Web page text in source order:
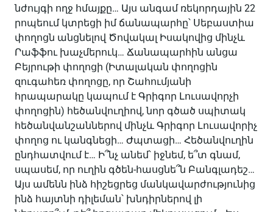
նժույգի ողջ հմայքը… Այս անգամ ռեկորդային 22
րոպեում կտրեցի իմ ճանապարհը՝ Սեբաստիա
փողոցն անցնելով Ծովակալ Իսակովից մինչև
Րաֆֆու խաչմերուկ… Ճանապարհին անցա
Բեյրութի փողոցի (Իտալական փողոցին
զուգահեռ փողոցը, որ Շահումյանի
հրապարակը կապում է Գրիգոր Լուսավորչի
փողոցին) հեծանվուղիով, նոր գծած սպիտակ
հեծանվանշաններով մինչև Գրիգոր Լուսավորիչ
փողոց ու կանգնեցի… Ժպտացի… Հեծանվուղին
ընդհատվում է… Ի՞նչ անեմ՝ իջնեմ, ե՞տ գնամ,
սպասեմ, որ ուղին գծեն-հասցնե՞ն Բանգլադեշ…
Այս ամենն ինձ հիշեցրեց մանկավարժությունից
ինձ հայտնի դիլեման՝ խնդիրներով լի